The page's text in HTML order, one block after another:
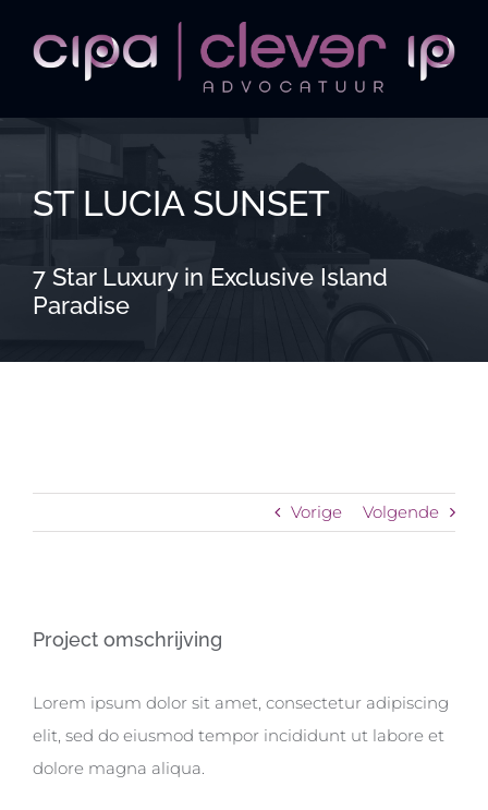
naar
ST LUCIA SUNSET
7 Star Luxury in Exclusive Island
Paradise
Vorige Volgende
Larger
Project omschrijving
Lorem ipsum dolor sit amet, consectetur adipiscing
elit, sed do eiusmod tempor incididunt ut labore et
dolore magna aliqua.